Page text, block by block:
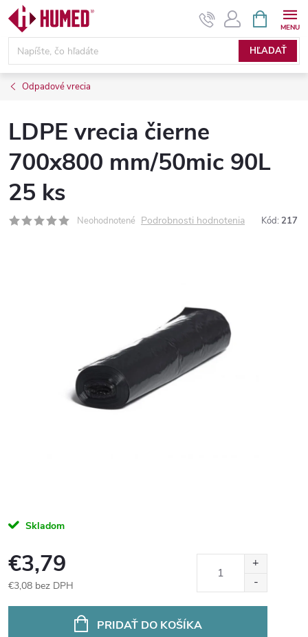
Prejsť
obsah
HĽADAŤ
KOŠÍK
Odpadové vrecia
LDPE vrecia čierne
700x800 mm/50mic 90L
25 ks
Neohodnotené Podrobnosti hodnotenia Kód: 217
Skladom
€3,79
€3,08 bez DPH
PRIDAŤ DO KOŠÍKA